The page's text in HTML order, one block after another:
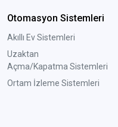
Otomasyon Sistemleri
Akıllı Ev Sistemleri
Uzaktan
Açma/Kapatma Sistemleri
Ortam İzleme Sistemleri